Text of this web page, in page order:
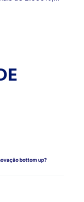
mercados
bottom up?